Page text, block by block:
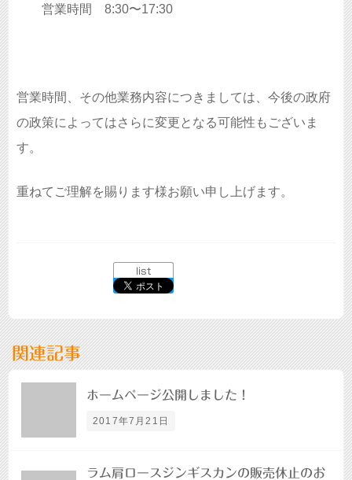
営業時間 8:30〜17:30
営業時間、その他業務内容につきましては、今後の政府
の政策によってはさらに変更となる可能性もございま
す。
重ねてご理解を賜ります様お願い申し上げます。
list
関連記事
ホームページ公開しました！
2017年7月21日
ラム肩ロースジンギスカンの販売休止のお